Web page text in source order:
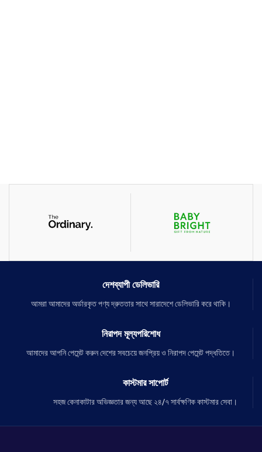
দেশব্যাপী ডেলিভারি
আমরা আমাদের অর্ডারকৃত পণ্য দ্রুততার সাথে সারাদেশে ডেলিভারি করে থাকি।
নিরাপদ মূল্যপরিশোধ
আমাদের আপনি পেমেন্ট করুন দেশের সবচেয়ে জনপ্রিয় ও নিরাপদ পেমেন্ট পদ্ধতিতে।
কাস্টমার সাপোর্ট
সহজ কেনাকাটার অভিজ্ঞতার জন্য আছে ২৪/৭ সার্বক্ষণিক কাস্টমার সেবা।